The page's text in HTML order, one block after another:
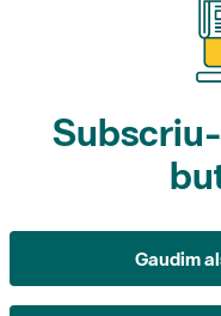
Gaudim